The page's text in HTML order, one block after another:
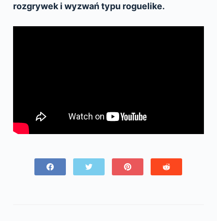
rozgrywek i wyzwań typu roguelike.